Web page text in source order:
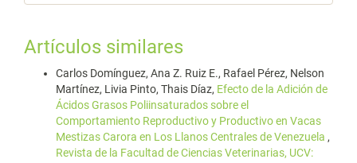
Artículos similares
Carlos Domínguez, Ana Z. Ruiz E., Rafael Pérez, Nelson
Martínez, Livia Pinto, Thais Díaz, Efecto de la Adición de
Ácidos Grasos Poliinsaturados sobre el
Comportamiento Reproductivo y Productivo en Vacas
Mestizas Carora en Los Llanos Centrales de Venezuela ,
Revista de la Facultad de Ciencias Veterinarias, UCV: